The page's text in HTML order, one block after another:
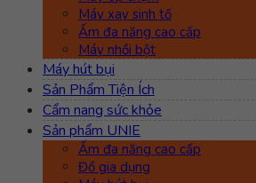
Máy xay sinh tố
Ấm đa năng cao cấp
Máy nhồi bột
Máy hút bụi
Sản Phẩm Tiện Ích
Cẩm nang sức khỏe
Sản phẩm UNIE
Ấm đa năng cao cấp
Đồ gia dụng